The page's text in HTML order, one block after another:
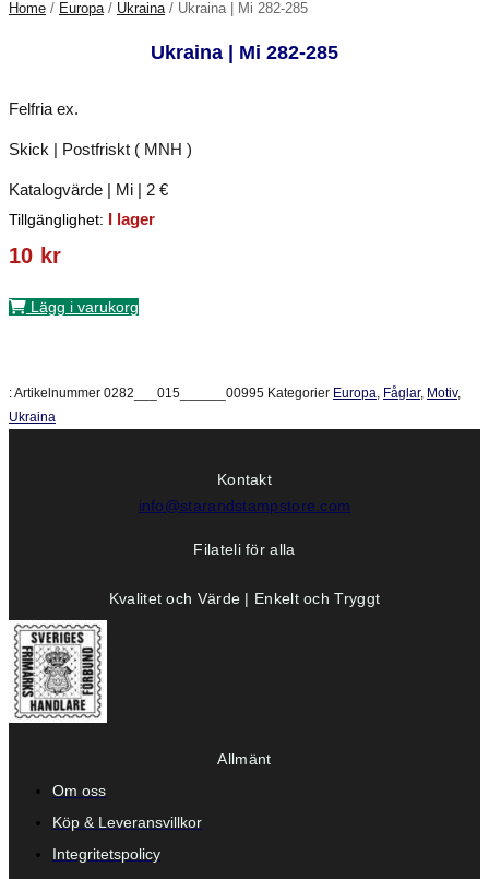
Home / Europa/ Ukraina/ Ukraina | Mi 282-285
Ukraina | Mi 282-285
Felfria ex.
Skick | Postfriskt ( MNH )
Katalogvärde | Mi | 2 €
Tillgänglighet: I lager
10 kr
Lägg i varukorg
:Artikelnummer 0282___015______00995 Kategorier Europa, Fåglar, Motiv,
Ukraina
Kontakt
info@starandstampstore.com
Filateli för alla
Kvalitet och Värde | Enkelt och Tryggt
Allmänt
Om oss
Köp & Leveransvillkor
Integritetspolicy